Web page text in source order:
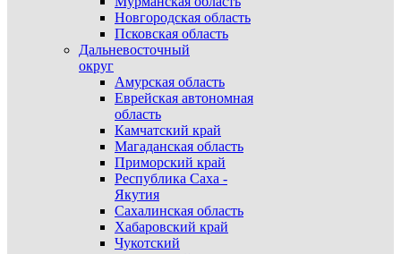
Новгородская область
Псковская область
Дальневосточный
округ
Амурская область
Еврейская автономная
область
Камчатский край
Магаданская область
Приморский край
Республика Саха -
Якутия
Сахалинская область
Хабаровский край
Чукотский